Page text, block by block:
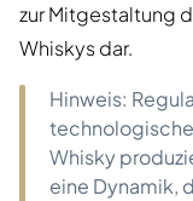
zur Mitgestaltung
Whiskys dar.
Hinweis:
Whisky
eine Dynamik,